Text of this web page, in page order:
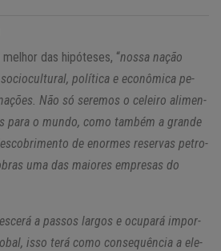
das hipóteses, “nossa nação
po­lí­tica e econô­mica pe­
Não só se­remos o ce­leiro ali­men­
para o mundo, como também a grande
de enormes re­servas pe­tro­
uma das mai­ores em­presas do
a passos largos e ocu­pará im­por­
isso terá como con­sequência a ele­